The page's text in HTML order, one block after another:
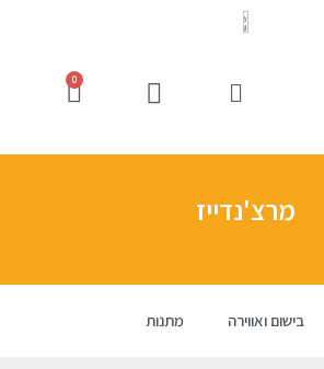
0
מרצ'נדייז
בישום ואווירה מתנות